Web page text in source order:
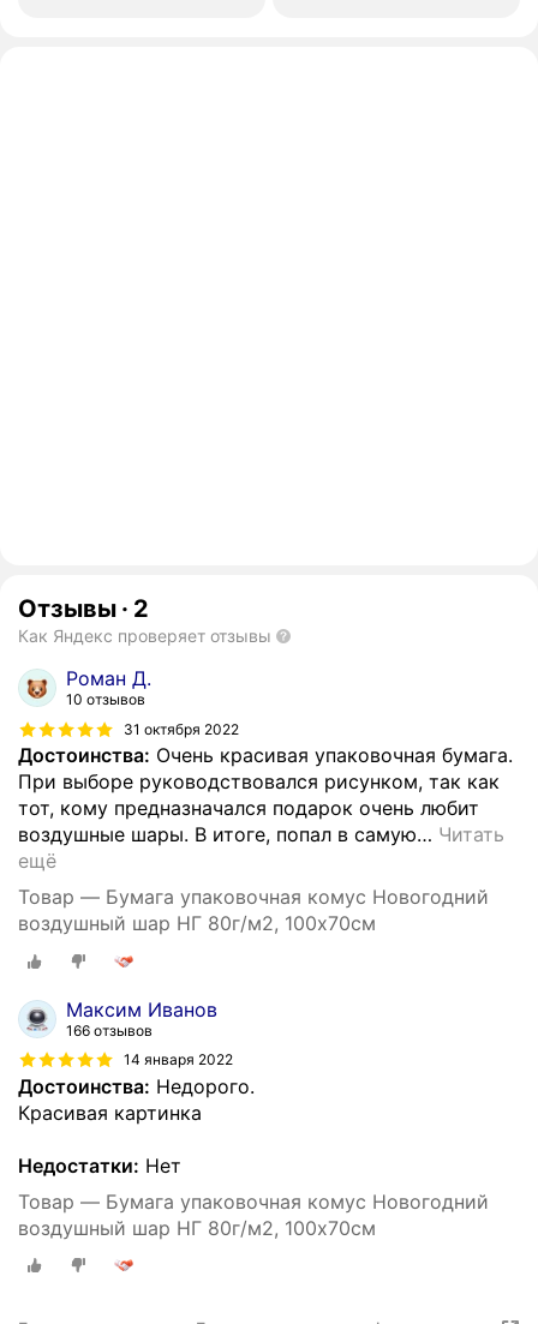
Отзывы · 2
Как Яндекс проверяет отзывы
Роман Д.
10 отзывов
31 октября 2022
Достоинства: Очень красивая упаковочная бумага.
При выборе руководствовался рисунком, так как
тот, кому предназначался подарок очень любит
воздушные шары. В итоге, попал в самую… Читать
ещё
Товар — Бумага упаковочная комус Новогодний
воздушный шар НГ 80г/м2, 100х70см
Максим Иванов
166 отзывов
14 января 2022
Достоинства: Недорого.
Красивая картинка
Недостатки: Нет
Товар — Бумага упаковочная комус Новогодний
воздушный шар НГ 80г/м2, 100х70см